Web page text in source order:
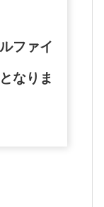
ファイ
なりま